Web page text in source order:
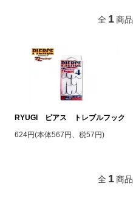
全 1 商品
RYUGI ピアス トレブルフック
624円(本体567円、税57円)
全 1 商品